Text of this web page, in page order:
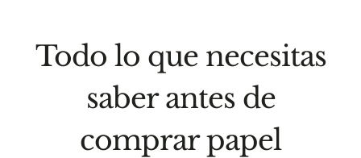
Todo lo que necesitas
saber antes de
comprar papel